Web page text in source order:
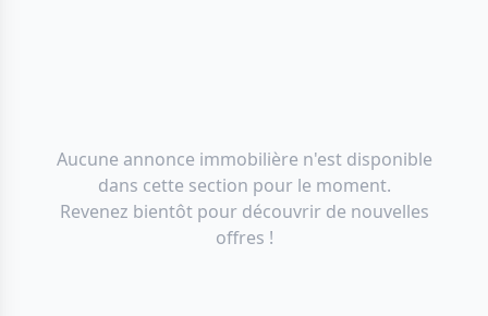
Aucune annonce immobilière n'est disponible
dans cette section pour le moment.
Revenez bientôt pour découvrir de nouvelles
offres !